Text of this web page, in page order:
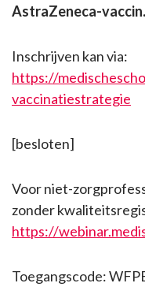
AstraZeneca-vaccin.
Inschrijven kan via:
https://
vaccinatiestrategie
[besloten]
Voor niet-
zonder
https://
Toegangscode: